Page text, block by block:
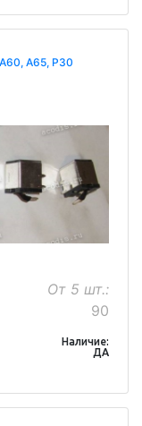
A65, P30
От 5 шт.:
90
Наличие:
ДА